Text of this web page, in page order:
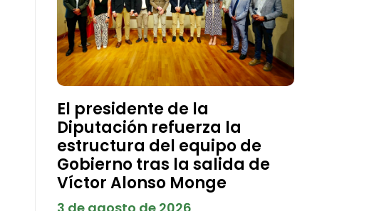
El presidente de la
Diputación refuerza la
estructura del equipo de
Gobierno tras la salida de
Víctor Alonso Monge